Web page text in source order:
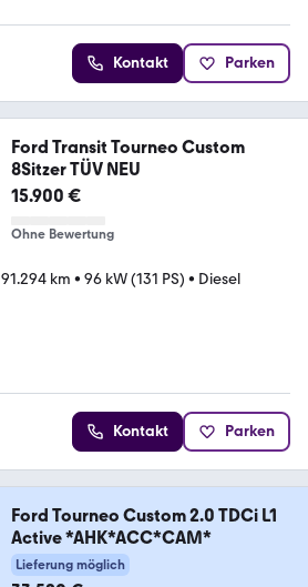
Kontakt Parken
Ford Transit Tourneo Custom
8Sitzer TÜV NEU
15.900 €
Ohne Bewertung
91.294 km • 96 kW (131 PS) • Diesel
Kontakt Parken
Ford Tourneo Custom 2.0 TDCi L1
Active *AHK*ACC*CAM*
Lieferung möglich